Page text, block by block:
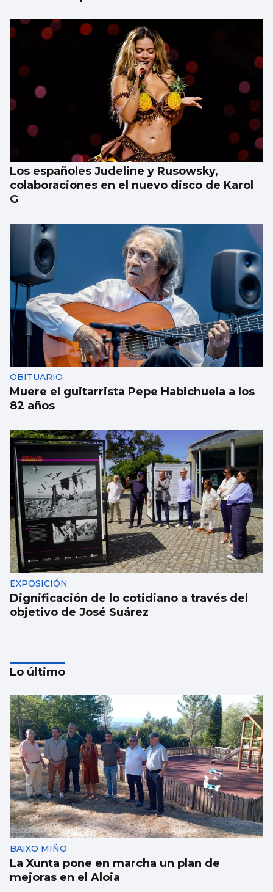
Los españoles Judeline y Rusowsky,
colaboraciones en el nuevo disco de Karol
G
OBITUARIO
Muere el guitarrista Pepe Habichuela a los
82 años
EXPOSICIÓN
Dignificación de lo cotidiano a través del
objetivo de José Suárez
MÚSICA
Lucas Paulano representará a España en
Eurovisión Junior 2026
Lo último
BAIXO MIÑO
La Xunta pone en marcha un plan de
mejoras en el Aloia